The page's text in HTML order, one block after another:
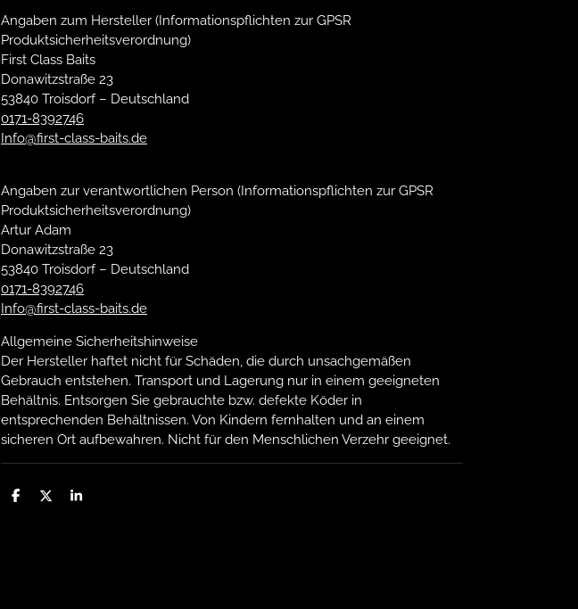
Angaben zum Hersteller (Informationspflichten zur GPSR
Produktsicherheitsverordnung)
First Class Baits
Donawitzstraße 23
53840 Troisdorf – Deutschland
0171-8392746
Info@first-class-baits.de
Angaben zur verantwortlichen Person (Informationspflichten zur GPSR
Produktsicherheitsverordnung)
Artur Adam
Donawitzstraße 23
53840 Troisdorf – Deutschland
0171-8392746
Info@first-class-baits.de
Allgemeine Sicherheitshinweise
Der Hersteller haftet nicht für Schäden, die durch unsachgemäßen
Gebrauch entstehen. Transport und Lagerung nur in einem geeigneten
Behältnis. Entsorgen Sie gebrauchte bzw. defekte Köder in
entsprechenden Behältnissen. Von Kindern fernhalten und an einem
sicheren Ort aufbewahren. Nicht für den Menschlichen Verzehr geeignet.
T
T
T